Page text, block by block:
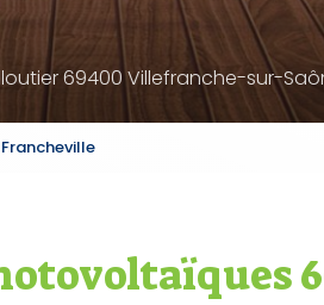
69400Villefranche-sur-